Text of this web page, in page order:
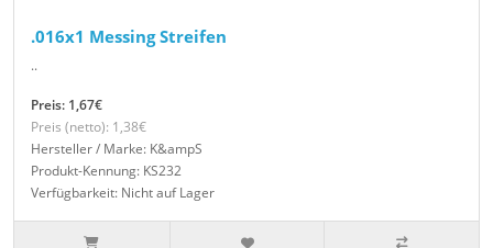
.016x1 Messing Streifen
..
Preis: 1,67€
Preis (netto): 1,38€
Hersteller / Marke: K&ampS
Produkt-Kennung: KS232
Verfügbarkeit: Nicht auf Lager